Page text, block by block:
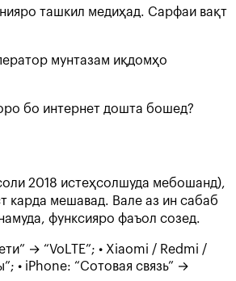
ташкил медиҳад. Сарфаи вақт
мунтазам иқдомҳо
бо интернет дошта бошед?
2018 истеҳсолшуда мебошанд),
карда мешавад. Вале аз ин сабаб
функсияро фаъол созед.
→ “VoLTE”; • Xiaomi / Redmi /
• iPhone: “Сотовая связь” →